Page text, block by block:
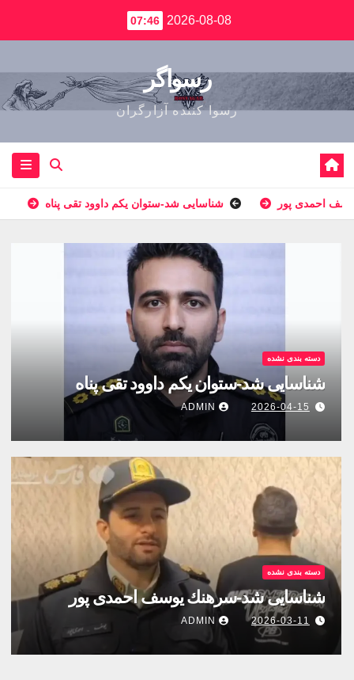
2026-08-08
07:46
رسواگر
رسوا کننده آزارگران
شناسایی شد-ستوان یکم داوود تقی پناه احمدى پور
دسته بندی نشده
شناسایی شد-ستوان یکم داوود تقی پناه
2026-04-15
ADMIN
دسته بندی نشده
شناسایی شد-سرهنك يوسف احمدى پور
2026-03-11
ADMIN